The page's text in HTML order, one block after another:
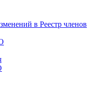
в Реестр членов